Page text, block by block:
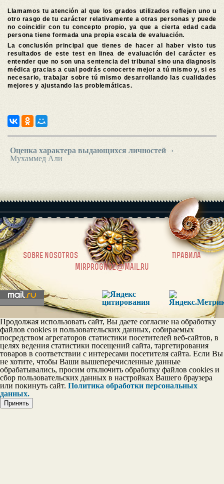
Llamamos tu atención al que los grados utilizados reflejen uno u
otro rasgo de tu carácter relativamente a otras personas y puede
no coincidir con tu concepto propio, ya que a cierta edad cada
persona tiene formada una propia escala de evaluación.
La conclusión principal que tienes de hacer al haber visto tus
resultados de este test en linea de evaluación del carácter es
entender que no son una sentencia del tribunal sino una diagnosis
médica gracias a cual podrás conocerte mejor a tú mismo y, si es
necesario, trabajar sobre tú mismo desarrollando las cualidades
mejores y ajustando las problemáticas.
Оценка характера выдающихся личностей
›
Мухаммед Али
sobre nosotros |
Правила
mirprognoz@mail.ru
Продолжая использовать сайт, Вы даете согласие на обработку
файлов cookies и пользовательских данных, собираемых
посредством агрегаторов статистики посетителей веб-сайтов, в
целях ведения статистики посещений сайта, таргетирования
товаров в соответствии с интересами посетителя сайта. Если Вы
не хотите, чтобы Ваши вышеперечисленные данные
обрабатывались, просим отключить обработку файлов cookies и
сбор пользовательских данных в настройках Вашего браузера
или покинуть сайт. Политика обработки персональных
данных.
Принять